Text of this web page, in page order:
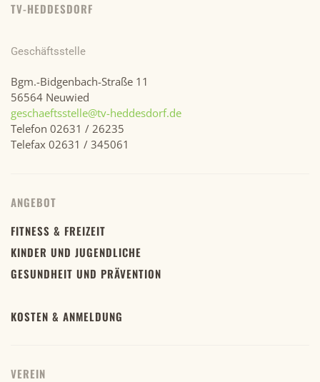
TV-HEDDESDORF
Geschäftsstelle
Bgm.-Bidgenbach-Straße 11
56564 Neuwied
geschaeftsstelle@tv-heddesdorf.de
Telefon 02631 / 26235
Telefax 02631 / 345061
ANGEBOT
FITNESS & FREIZEIT
KINDER UND JUGENDLICHE
GESUNDHEIT UND PRÄVENTION
KOSTEN & ANMELDUNG
VEREIN